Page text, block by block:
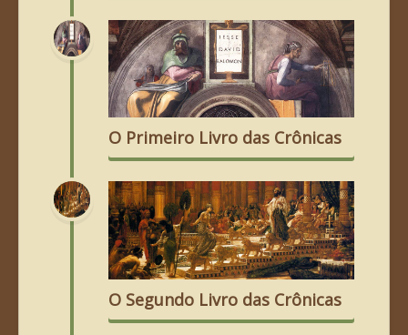
O Primeiro Livro das Crônicas
O Segundo Livro das Crônicas